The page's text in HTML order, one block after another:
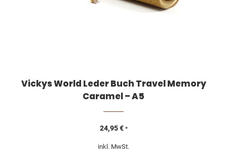
Vickys World Leder Buch Travel Memory
Caramel – A5
24,95€ *
inkl. MwSt.